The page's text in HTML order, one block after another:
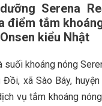
Serena
điểm tắm
kiểu Nhật
suối khoáng nóng
xã Sào Báy,
vụ tắm khoáng